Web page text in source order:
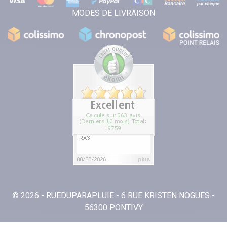
MODES DE LIVRAISON
© 2026 - RUEDUPARAPLUIE - 6 RUE KRISTEN NOGUES -
56300 PONTIVY